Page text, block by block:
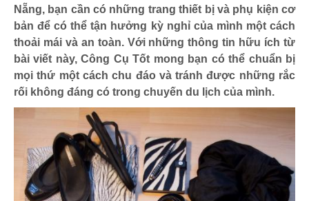
Nẵng, bạn cần có những trang thiết bị và phụ kiện cơ
bản để có thể tận hưởng kỳ nghỉ của mình một cách
thoải mái và an toàn. Với những thông tin hữu ích từ
bài viết này, Công Cụ Tốt mong bạn có thể chuẩn bị
mọi thứ một cách chu đáo và tránh được những rắc
rối không đáng có trong chuyến du lịch của mình.